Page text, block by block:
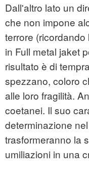
Dall'altro lato un
che non impone
terrore
in Full metal jaket
risultato è di
spezzano, coloro
alle loro fragilità.
coetanei. Il suo
determinazione
trasformeranno la
umiliazioni in una